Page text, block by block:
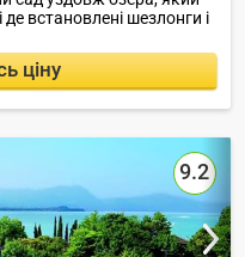
встановлені шезлонги і
ціну
9.2